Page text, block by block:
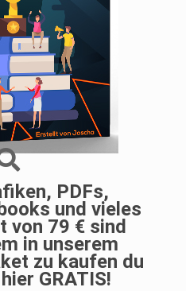
PDFs,
und vieles
von 79 € sind
in unserem
zu kaufen du
GRATIS!